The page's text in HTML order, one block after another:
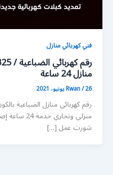
فني كهربائي منازل
منازل 24 ساعة
Rwan/26 يونيو، 2021
رقم كهربائي منازل الضباعية
منزلي
شورت عمل […]